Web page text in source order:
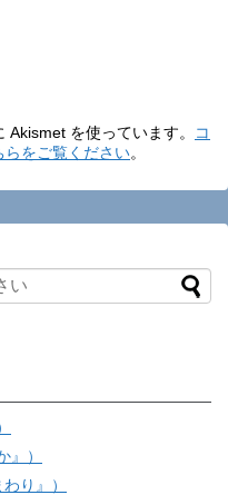
を使っています。
コ
らをご覧ください。
』）
り』）